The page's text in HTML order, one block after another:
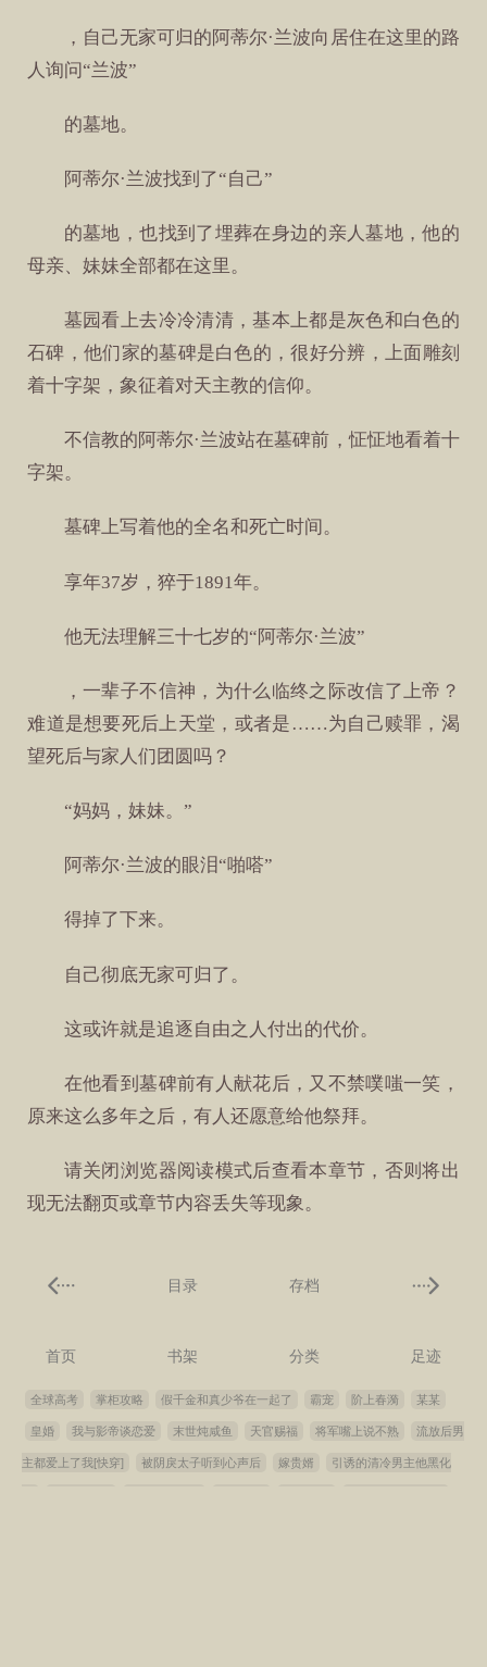
，自己无家可归的阿蒂尔·兰波向居住在这里的路
人询问“兰波”
的墓地。
阿蒂尔·兰波找到了“自己”
的墓地，也找到了埋葬在身边的亲人墓地，他的
母亲、妹妹全部都在这里。
墓园看上去冷冷清清，基本上都是灰色和白色的
石碑，他们家的墓碑是白色的，很好分辨，上面雕刻
着十字架，象征着对天主教的信仰。
不信教的阿蒂尔·兰波站在墓碑前，怔怔地看着十
字架。
墓碑上写着他的全名和死亡时间。
享年37岁，猝于1891年。
他无法理解三十七岁的“阿蒂尔·兰波”
，一辈子不信神，为什么临终之际改信了上帝？
难道是想要死后上天堂，或者是……为自己赎罪，渴
望死后与家人们团圆吗？
“妈妈，妹妹。”
阿蒂尔·兰波的眼泪“啪嗒”
得掉了下来。
自己彻底无家可归了。
这或许就是追逐自由之人付出的代价。
在他看到墓碑前有人献花后，又不禁噗嗤一笑，
原来这么多年之后，有人还愿意给他祭拜。
请关闭浏览器阅读模式后查看本章节，否则将出
现无法翻页或章节内容丢失等现象。
目录 存档
首页 书架 分类 足迹
全球高考 掌柜攻略 假千金和真少爷在一起了 霸宠 阶上春漪 某某
皇婚 我与影帝谈恋爱 末世炖咸鱼 天官赐福 将军嘴上说不熟 流放后男
主都爱上了我[快穿] 被阴戾太子听到心声后 嫁贵婿 引诱的清冷男主他黑化